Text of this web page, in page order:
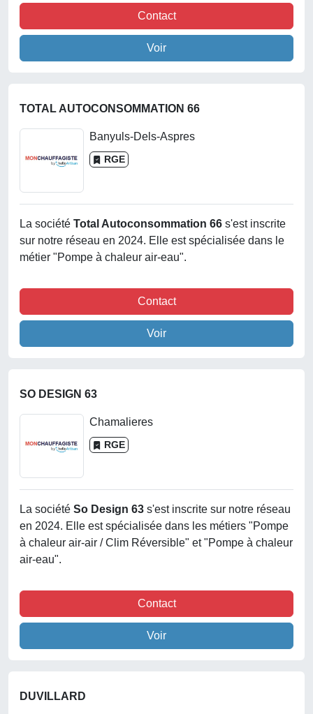
Contact
Voir
TOTAL AUTOCONSOMMATION 66
Banyuls-Dels-Aspres
RGE
La société Total Autoconsommation 66 s'est inscrite
sur notre réseau en 2024. Elle est spécialisée dans le
métier "Pompe à chaleur air-eau".
Contact
Voir
SO DESIGN 63
Chamalieres
RGE
La société So Design 63 s'est inscrite sur notre réseau
en 2024. Elle est spécialisée dans les métiers "Pompe
à chaleur air-air / Clim Réversible" et "Pompe à chaleur
air-eau".
Contact
Voir
DUVILLARD